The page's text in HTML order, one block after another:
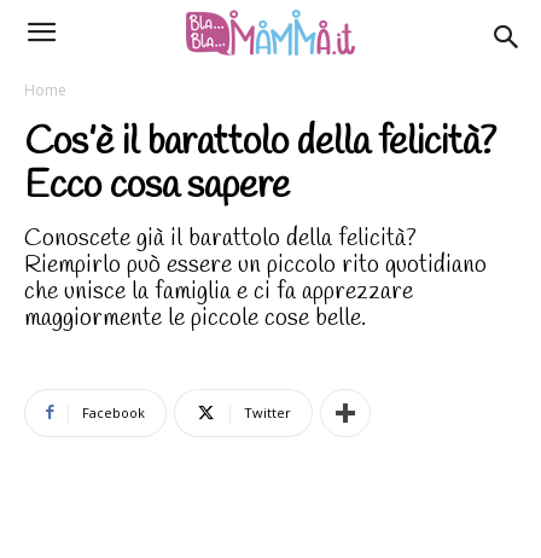
Home
Cos’è il barattolo della felicità?
Ecco cosa sapere
Conoscete già il barattolo della felicità?
Riempirlo può essere un piccolo rito quotidiano
che unisce la famiglia e ci fa apprezzare
maggiormente le piccole cose belle.
Facebook Twitter